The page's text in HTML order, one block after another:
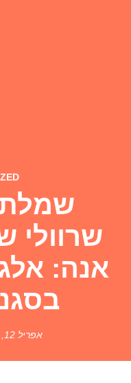
שרוולי
אנה:
אפריל 12, 2025